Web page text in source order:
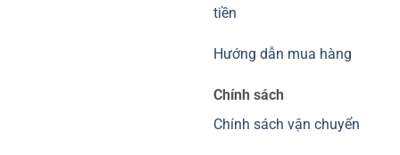
tiền
Hướng dẫn mua hàng
Chính sách
Chính sách vận chuyển